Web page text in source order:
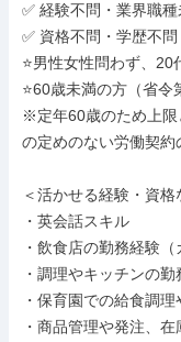
✅ 経験不問・業界職
✅ 資格不問・学歴不問
⭐️男性女性問わず、
⭐60歳未満の方（省令
※定年60歳のため上限
の定めのない労働契
＜活かせる経験・資格
・英会話スキル
・飲食店の勤務経験（
・調理やキッチンの勤
・保育園での給食調
・商品管理や発注、